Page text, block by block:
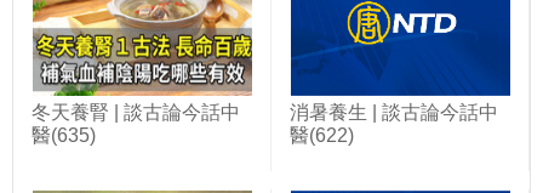
冬天養腎 | 談古論今話中
醫(635)
消暑養生 | 談古論今話中
醫(622)